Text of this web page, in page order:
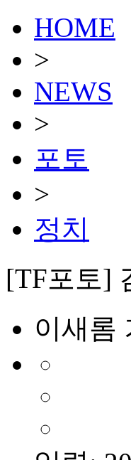
HOME
>
NEWS
>
포토
>
정치
[TF포토]
이새롬